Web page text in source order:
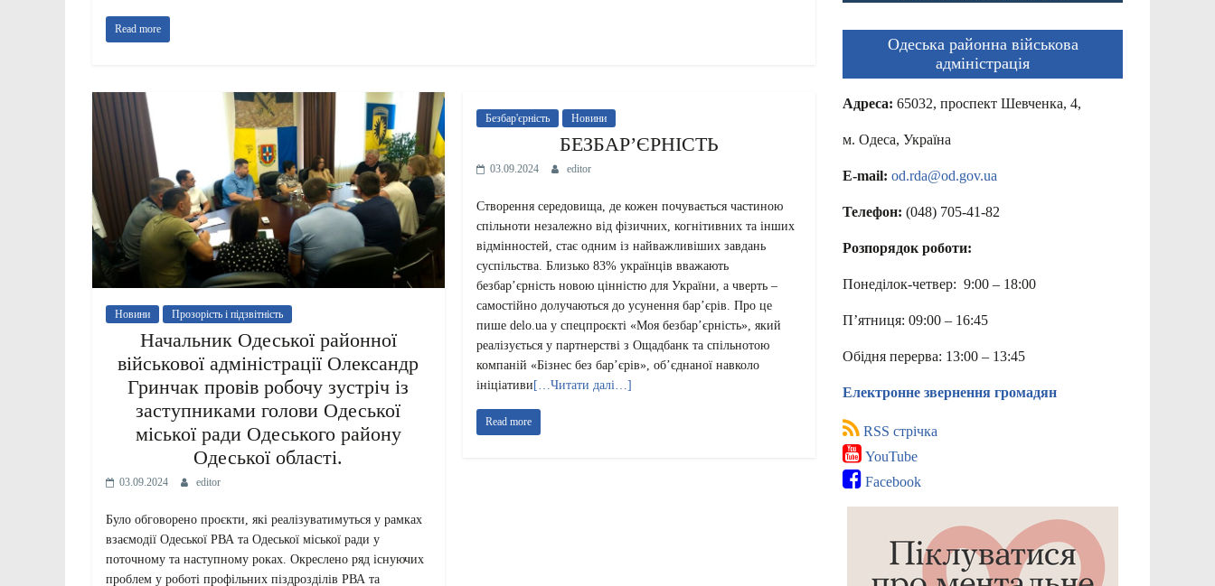
Read more
Новини Прозорість і підзвітність
Начальник Одеської районної
військової адміністрації Олександр
Гринчак провів робочу зустріч із
заступниками голови Одеської
міської ради Одеського району
Одеської області.
03.09.2024 editor
Було обговорено проєкти, які реалізуватимуться у рамках
взаємодії Одеської РВА та Одеської міської ради у
поточному та наступному роках. Окреслено ряд існуючих
проблем у роботі профільних піздрозділів РВА та
Безбар'єрність Новини
БЕЗБАР’ЄРНІСТЬ
03.09.2024 editor
Створення середовища, де кожен почувається частиною
спільноти незалежно від фізичних, когнітивних та інших
відмінностей, стає одним із найважливіших завдань
суспільства. Близько 83% українців вважають
безбар’єрність новою цінністю для України, а чверть –
самостійно долучаються до усунення бар’єрів. Про це
пише delo.ua у спецпроєкті «Моя безбар’єрність», який
реалізується у партнерстві з Ощадбанк та спільнотою
компаній «Бізнес без бар’єрів», об’єднаної навколо
ініціативи […Читати далі…]
Read more
Одеська районна військова
адміністрація
Адреса: 65032, проспект Шевченка, 4,
м. Одеса, Україна
E-mail: od.rda@od.gov.ua
Телефон: (048) 705-41-82
Розпорядок роботи:
Понеділок-четвер: 9:00 – 18:00
П’ятниця: 09:00 – 16:45
Обідня перерва: 13:00 – 13:45
Електронне звернення громадян
RSS стрічка
YouTube
Facebook